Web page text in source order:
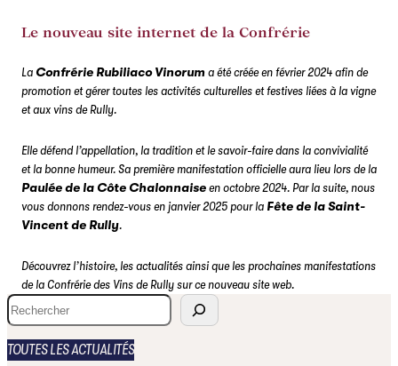
Le nouveau site internet de la Confrérie
La Confrérie Rubiliaco Vinoruma été créée en février 2024 afin de
promotion et gérer toutes les activités culturelles et festives liées à la vigne
et aux vins de Rully.
Elle défend l’appellation, la tradition et le savoir-faire dans la convivialité
et la bonne humeur. Sa première manifestation officielle aura lieu lors de la
Paulée de la Côte Chalonnaiseen octobre 2024. Par la suite, nous
vous donnons rendez-vous en janvier 2025 pour la Fête de la Saint-
Vincent de Rully.
Découvrez l’histoire, les actualités ainsi que les prochaines manifestations
de la Confrérie des Vins de Rully sur ce nouveau site web.
S
e
a
TOUTES LES ACTUALITÉS